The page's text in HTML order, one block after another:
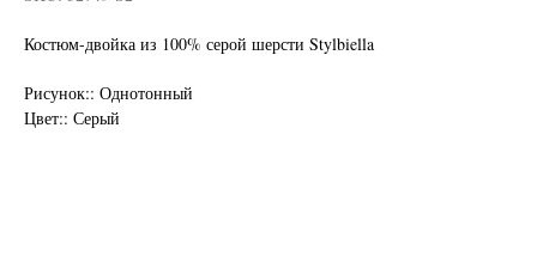
Костюм-двойка из 100% серой шерсти Stylbiella
Рисунок:: Однотонный
Цвет:: Серый
Нужен отлично сидящий
костюм для офиса?